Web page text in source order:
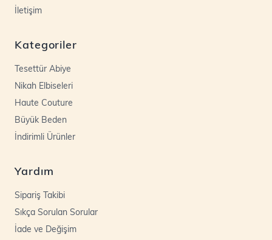
İletişim
Kategoriler
Tesettür Abiye
Nikah Elbiseleri
Haute Couture
Büyük Beden
İndirimli Ürünler
Yardım
Sipariş Takibi
Sıkça Sorulan Sorular
İade ve Değişim